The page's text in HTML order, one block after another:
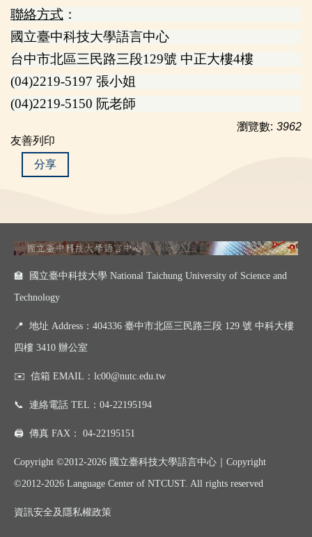
聯絡方式 ：
國立臺中科技大學語言中心
台中市北區三民路三段129號 中正大樓4樓
(04)2219-5197 張小姐
(04)2219-5150 阮老師
瀏覽數: 3962
友善列印
分享
🏫 國立臺中科技大學 National Taichung University of Science and
Technology
📍 地址 Address：404336 臺中市北區三民路三段 129 號 中科大樓
四樓 3410 辦公室
✉️ 信箱 EMAIL： lc00@nutc.edu.tw
📞 連絡電話 TEL： 04-22195194
🖨️ 傳真 FAX： 04-22195151
Copyright ©2012-2026 國立臺科技大學語言中心｜ Copyright
©2012-2026 Language Center of NTCUST. All rights reserved
資訊安全及 隱私權政策